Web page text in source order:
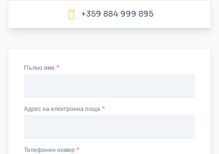
+359 884 999 895
Пълно име
Адрес на електронна поща
Телефонен номер